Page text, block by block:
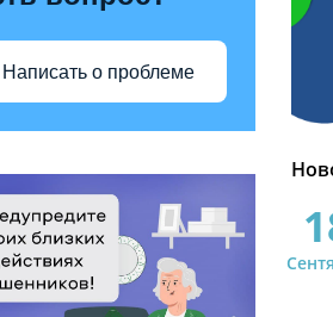
Написать о проблеме